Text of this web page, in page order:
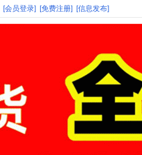
[会员登录] [免费注册] [信息发布]